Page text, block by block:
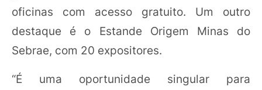
oficinas com acesso gratuito. Um outro
destaque é o Estande Origem Minas do
Sebrae, com 20 expositores.
“É uma oportunidade singular para